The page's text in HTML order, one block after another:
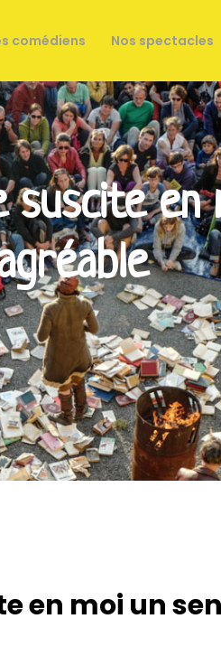
comédiens Nos spectacles
suscite en
en moi un